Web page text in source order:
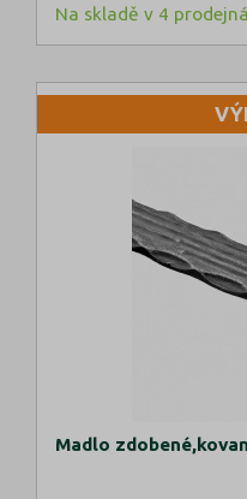
Na skladě v 4
Madlo